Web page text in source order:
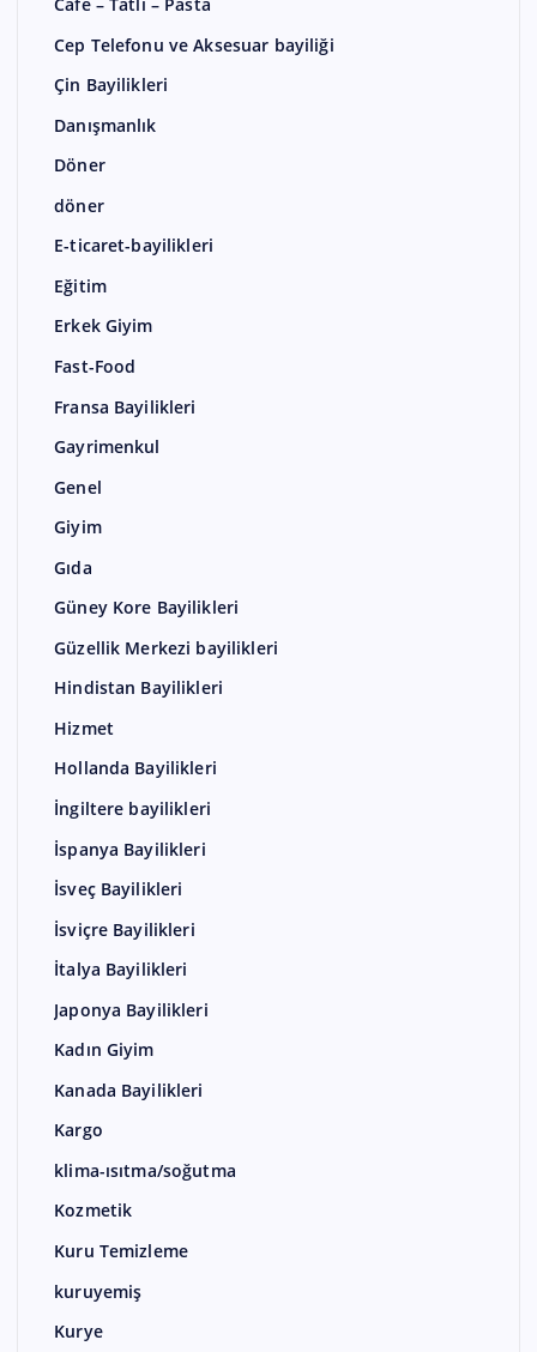
Cep Telefonu ve Aksesuar bayiliği
Çin Bayilikleri
Danışmanlık
Döner
döner
E-ticaret-bayilikleri
Eğitim
Erkek Giyim
Fast-Food
Fransa Bayilikleri
Gayrimenkul
Genel
Giyim
Gıda
Güney Kore Bayilikleri
Güzellik Merkezi bayilikleri
Hindistan Bayilikleri
Hizmet
Hollanda Bayilikleri
İngiltere bayilikleri
İspanya Bayilikleri
İsveç Bayilikleri
İsviçre Bayilikleri
İtalya Bayilikleri
Japonya Bayilikleri
Kadın Giyim
Kanada Bayilikleri
Kargo
klima-ısıtma/soğutma
Kozmetik
Kuru Temizleme
kuruyemiş
Kurye